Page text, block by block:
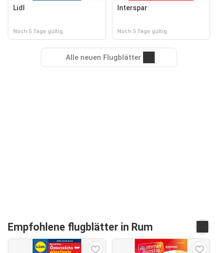
Lidl
Noch 5 Tage gültig
Interspar
Noch 5 Tage gültig
Alle neuen Flugblätter
Empfohlene flugblätter in Rum